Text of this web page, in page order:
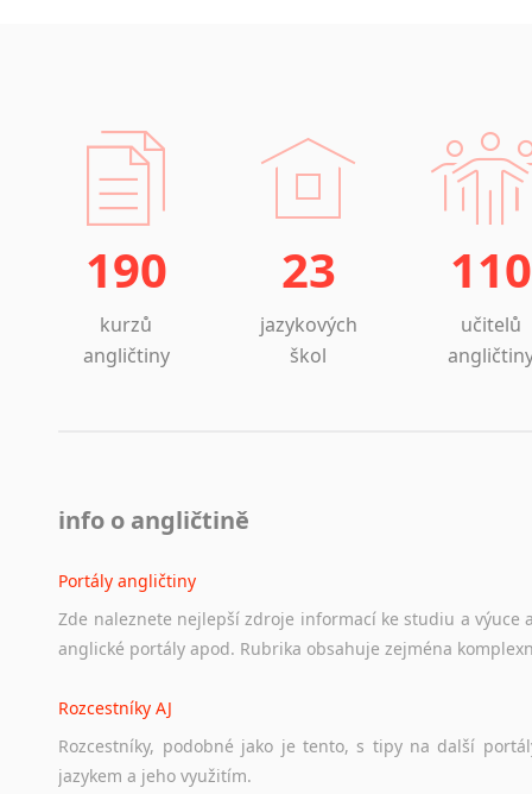
190
kurzů
angličtiny
23
jazykových
škol
110
učitelů
info o angličtině
Portály angličtiny
Zde naleznete nejlepší zdroje informací ke studiu a výuce
anglické portály apod. Rubrika obsahuje zejména
Rozcestníky AJ
Rozcestníky, podobné jako je tento, s tipy na další
jazykem a jeho využitím.